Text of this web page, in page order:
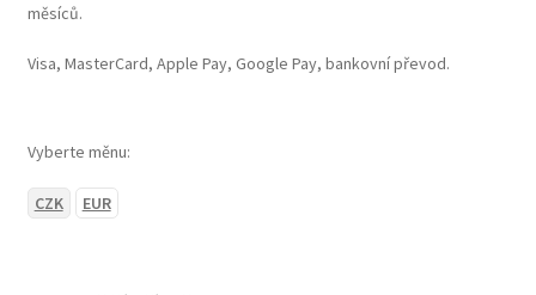
měsíců.
Visa, MasterCard, Apple Pay, Google Pay, bankovní převod.
Vyberte měnu:
CZK EUR